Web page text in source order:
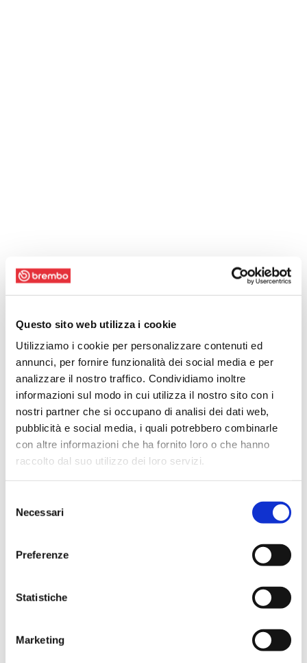
Questo sito web utilizza i cookie
Utilizziamo i cookie per personalizzare contenuti ed
annunci, per fornire funzionalità dei social media e per
analizzare il nostro traffico. Condividiamo inoltre
informazioni sul modo in cui utilizza il nostro sito con i
nostri partner che si occupano di analisi dei dati web,
pubblicità e social media, i quali potrebbero combinarle
con altre informazioni che ha fornito loro o che hanno
raccolto dal suo utilizzo dei loro servizi.
delNecessari
Preferenze
Statistiche
Marketing